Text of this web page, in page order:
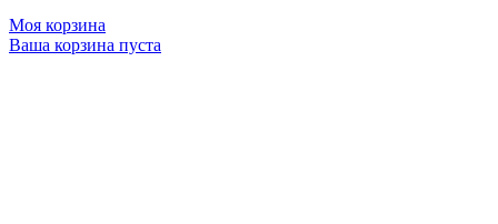
Моя корзина
Ваша корзина пуста